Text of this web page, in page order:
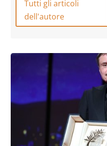
Tutti gli articoli
dell'autore